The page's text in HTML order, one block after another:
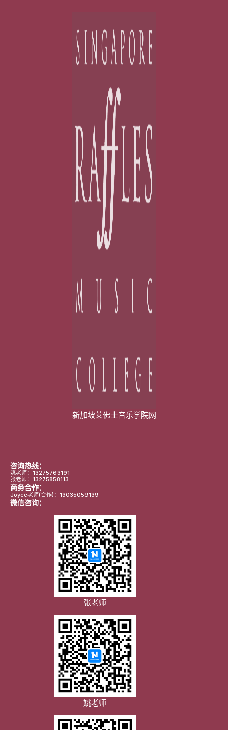
新加坡莱佛士音乐学院网
咨询热线：
姚老师：13275763191
张老师：13275858113
商务合作：
Joyce老师(合作)：13035059139
微信咨询：
张老师
姚老师